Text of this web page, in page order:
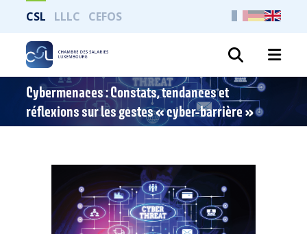
CSL LLLC CEFOS
Cybermenaces : Constats, tendances et
réflexions sur les gestes « cyber-barrière »